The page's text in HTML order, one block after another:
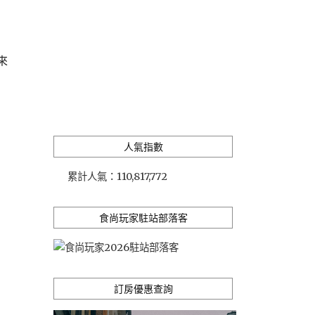
人氣指數
累計人氣： 110,817,772
食尚玩家駐站部落客
訂房優惠查詢